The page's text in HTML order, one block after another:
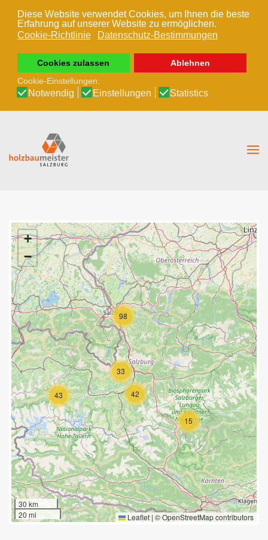
Diese Website verwendet Cookies, um Ihnen die beste
Erfahrung auf unserer Website zu ermöglichen.
Cookie-Richtlinie
Datenschutz-Bestimmungen
Cookies zulassen
Ablehnen
Cookie-Einstellungen:
Notwendig Einstellungen Statistics
Zum Hauptinhalt springen
15
33
42
43
98
+
−
30 km
20 mi
Leaflet | ©OpenStreetMapcontributors